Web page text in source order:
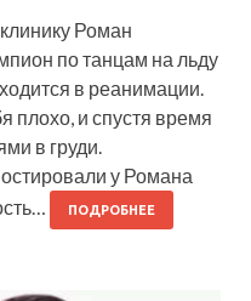
Роман
по танцам на льду
в реанимации.
плохо, и спустя время
в груди.
у Романа
ПОДРОБНЕЕ